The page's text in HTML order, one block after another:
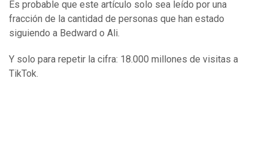
Es probable que este artículo solo sea leído por una
fracción de la cantidad de personas que han estado
siguiendo a Bedward o Ali.
Y solo para repetir la cifra: 18.000 millones de visitas a
TikTok.